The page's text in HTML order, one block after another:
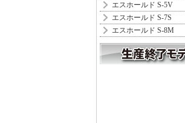
エスホールド S-5V
エスホールド S-7S
エスホールド S-8M